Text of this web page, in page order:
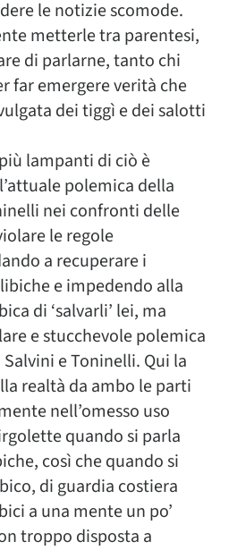
le notizie scomode.
metterle tra parentesi,
di parlarne, tanto chi
far emergere verità che
dei tiggì e dei salotti
lampanti di ciò è
polemica della
nei confronti delle
le regole
a recuperare i
e impedendo alla
di ‘salvarli’ lei, ma
e stucchevole polemica
e Toninelli. Qui la
realtà da ambo le parti
nell’omesso uso
quando si parla
così che quando si
di guardia costiera
a una mente un po’
troppo disposta a